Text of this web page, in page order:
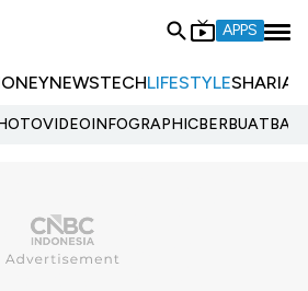
APPS
NEWSTECHLIFESTYLESHARIA
VIDEOINFOGRAPHIC